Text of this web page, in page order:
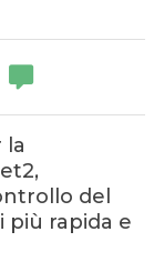
la
del
più rapida e